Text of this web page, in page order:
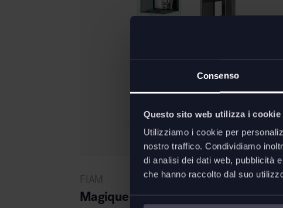
Consenso
Questo sito web utilizza i cookie
Utilizziamo i cookie per
nostro traffico. Condividiamo
di analisi dei dati web, pubblicità
che hanno raccolto dal suo
FIAM
Magique Totem contenitore